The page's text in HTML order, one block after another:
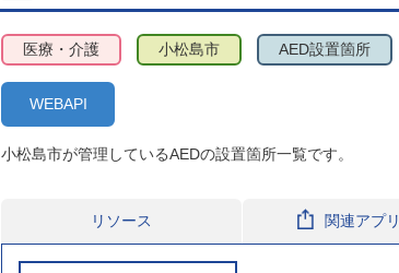
医療・介護 小松島市 AED設置箇所
WEBAPI
小松島市が管理しているAEDの設置箇所一覧です。
リソース 関連アプリ